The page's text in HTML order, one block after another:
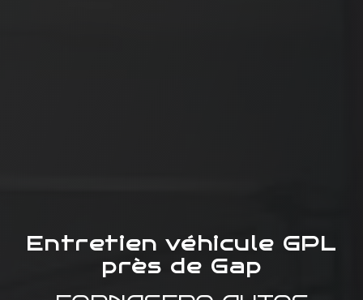
Entretien véhicule GPL
près de Gap